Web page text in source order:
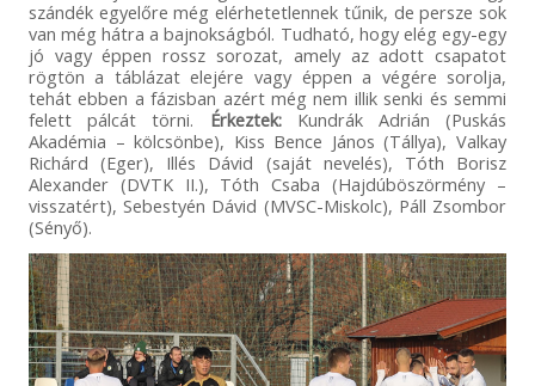
szándék egyelőre még elérhetetlennek tűnik, de persze sok
van még hátra a bajnokságból. Tudható, hogy elég egy-egy
jó vagy éppen rossz sorozat, amely az adott csapatot
rögtön a táblázat elejére vagy éppen a végére sorolja,
tehát ebben a fázisban azért még nem illik senki és semmi
felett pálcát törni. Érkeztek:Kundrák Adrián (Puskás
Akadémia – kölcsönbe), Kiss Bence János (Tállya), Valkay
Richárd (Eger), Illés Dávid (saját nevelés), Tóth Borisz
Alexander (DVTK II.), Tóth Csaba (Hajdúböszörmény –
visszatért), Sebestyén Dávid (MVSC-Miskolc), Páll Zsombor
(Sényő).